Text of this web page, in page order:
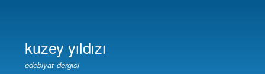
kuzey yıldızı
edebiyat dergisi